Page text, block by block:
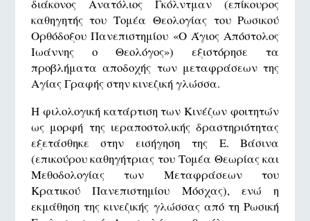
διάκονος Ανατόλιος Γκόλντμαν (επίκουρος
καθηγητής του Τομέα Θεολογίας του Ρωσικού
Ορθόδοξου Πανεπιστημίου «Ο Άγιος Απόστολος
Ιωάννης ο Θεολόγος») εξιστόρησε τα
προβλήματα αποδοχής των μεταφράσεων της
Αγίας Γραφής στην κινεζική γλώσσα.
Η φιλολογική κατάρτιση των Κινέζων φοιτητών
ως μορφή της ιεραποστολικής δραστηριότητας
εξετάσθηκε στην εισήγηση της Ε. Βάσινα
(επικούρου καθηγήτριας του Τομέα Θεωρίας και
Μεθοδολογίας των Μεταφράσεων του
Κρατικού Πανεπιστημίου Μόσχας), ενώ η
εκμάθηση της κινεζικής γλώσσας από τη Ρωσική